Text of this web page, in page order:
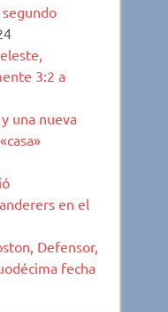
3:2 a
una nueva
en el
Defensor,
fecha